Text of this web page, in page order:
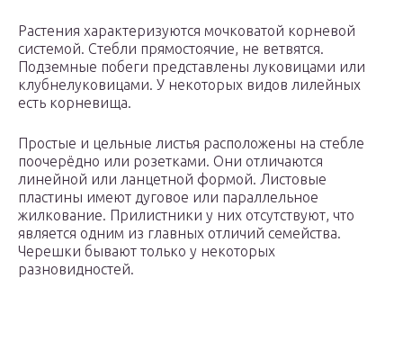
Растения характеризуются мочковатой корневой
системой. Стебли прямостоячие, не ветвятся.
Подземные побеги представлены луковицами или
клубнелуковицами. У некоторых видов лилейных
есть корневища.
Простые и цельные листья расположены на стебле
поочерёдно или розетками. Они отличаются
линейной или ланцетной формой. Листовые
пластины имеют дуговое или параллельное
жилкование. Прилистники у них отсутствуют, что
является одним из главных отличий семейства.
Черешки бывают только у некоторых
разновидностей.